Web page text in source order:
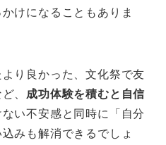
けになることもありま
り良かった、文化祭で友
、 成功体験を積むと自信
い不安感と同時に「自分
みも解消できるでしょ